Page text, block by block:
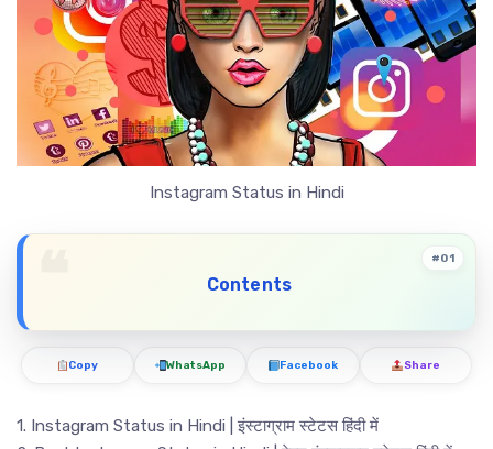
Instagram Status in Hindi
Contents
#01
Copy WhatsApp Facebook Share
1. Instagram Status in Hindi | इंस्टाग्राम स्टेटस हिंदी में